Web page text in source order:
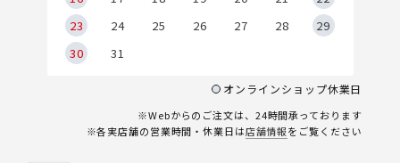
23
24 25 26 27 28
29
30
31
オンラインショップ休業日
※Webからのご注文は、24時間承っております
※各実店舗の営業時間・休業日は店舗情報をご覧ください